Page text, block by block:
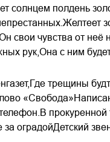
солнцем полдень
свои чувства от неё
рук,Она с ним
трещины
оградойДетский